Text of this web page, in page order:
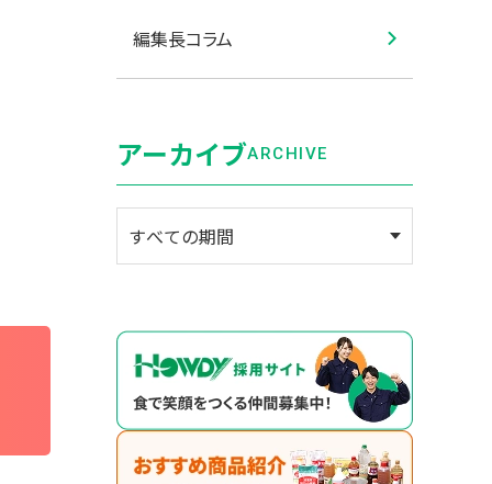
編集長コラム
アーカイブARCHIVE